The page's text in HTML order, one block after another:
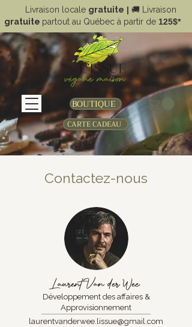
BOUTIQUE
Livraison locale gratuite | 🚚
Livraison
gratuite partout au Québec à partir de 125$*
CARTE CADEAU
Contactez-nous
Laurent Van der Wee
Développement des affaires &
Approvisionnement
laurentvanderwee.lissue@gmail.com